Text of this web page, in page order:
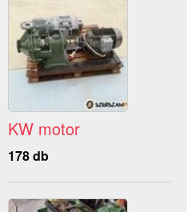
KW motor
178 db